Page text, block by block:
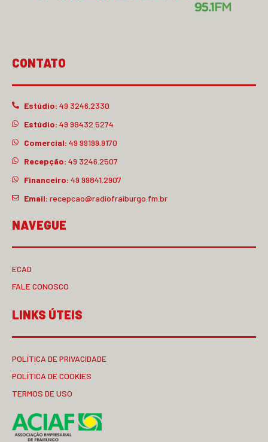
CONTATO
Estúdio: 49 3246.2330
Estúdio: 49 98432.5274
Comercial: 49 99199.9170
Recepção: 49 3246.2507
Financeiro: 49 99841.2907
Email: recepcao@radiofraiburgo.fm.br
NAVEGUE
ECAD
FALE CONOSCO
LINKS ÚTEIS
POLÍTICA DE PRIVACIDADE
POLÍTICA DE COOKIES
TERMOS DE USO